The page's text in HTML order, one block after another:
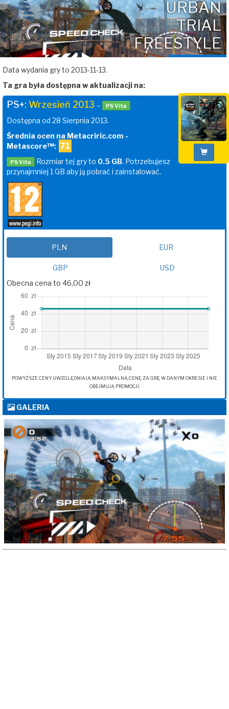
URBAN
TRIAL
FREESTYLE
Data wydania gry to 2013-11-13.
Ta gra była dostępna w aktualizacji na:
PS+: Wrzesień 2013 – PS Vita
Dostępna od 28 Sierpnia 2013.
Średnia ocen na Metacriric.com -
Metascore™: 71
PS Vita Rozmiar tej gry to 0.5 GB. Potrzebujesz
przynajmniej 1 GB aby ją pobrać i zainstalować.
PLN EUR
GBP
USD
Obecna cena to 46,00 zł
POWYŻSZE CENY UWZGLĘDNIAJĄ MAKSYMALNĄ CENĘ ZA GRĘ W DANYM OKRESIE I NIE
OBEJMUJĄ PROMOCJI.
GALERIA